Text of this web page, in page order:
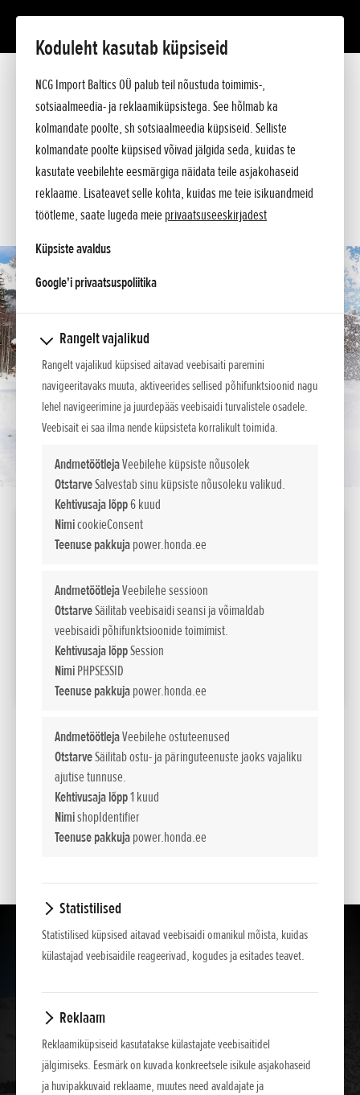
Koduleht kasutab küpsiseid
NCG Import Baltics OÜ palub teil nõustuda toimimis-,
sotsiaalmeedia- ja reklaamiküpsistega. See hõlmab ka
kolmandate poolte, sh sotsiaalmeedia küpsiseid. Selliste
kolmandate poolte küpsised võivad jälgida seda, kuidas te
kasutate veebilehte eesmärgiga näidata teile asjakohaseid
reklaame. Lisateavet selle kohta, kuidas me teie isikuandmeid
töötleme, saate lugeda meieprivaatsuseeskirjadest
Küpsiste avaldus
Google'i privaatsuspoliitikaopens in a new tab
Rangelt vajalikud
Rangelt vajalikud küpsised aitavad veebisaiti paremini
navigeeritavaks muuta, aktiveerides sellised põhifunktsioonid nagu
lehel navigeerimine ja juurdepääs veebisaidi turvalistele osadele.
Veebisait ei saa ilma nende küpsisteta korralikult toimida.
AndmetöötlejaVeebilehe küpsiste nõusolek
OtstarveSalvestab sinu küpsiste nõusoleku valikud.
Kehtivusaja lõpp6 kuud
NimicookieConsent
Teenuse pakkujapower.honda.ee
AndmetöötlejaVeebilehe sessioon
OtstarveSäilitab veebisaidi seansi ja võimaldab
veebisaidi põhifunktsioonide toimimist.
Kehtivusaja lõppSession
NimiPHPSESSID
Teenuse pakkujapower.honda.ee
AndmetöötlejaVeebilehe ostuteenused
OtstarveSäilitab ostu- ja päringuteenuste jaoks vajaliku
ajutise tunnuse.
Kehtivusaja lõpp1 kuud
NimishopIdentifier
Teenuse pakkujapower.honda.ee
Statistilised
Statistilised küpsised aitavad veebisaidi omanikul mõista, kuidas
külastajad veebisaidile reageerivad, kogudes ja esitades teavet.
Reklaam
Reklaamiküpsiseid kasutatakse külastajate veebisaitidel
jälgimiseks. Eesmärk on kuvada konkreetsele isikule asjakohaseid
ja huvipakkuvaid reklaame, muutes need avaldajate ja
Tutvustus
Tehnilised andmed
Hinnakiri
Ostuabi
Küsi lisa
KÜSI PAKKUMIST
SOOVIN TEENINDUSE AEGA
KONTAKT
HSS 760 ETD
GX 200 5,5 (4,1kW)
Maksumus
EUR sis. km 24%
Soovituslikud jaemüügihinnad.
Esitatud hinnad, põhivarustus ja lisavarustuse valik on teavitava iseloomuga . NCG
Import Baltics OÜ jätab õiguse muuta hindu ja varustuse loetelu või lõpetada mõne
mudeli müük ette teatamata.
Hinnad sisaldavad käibemaksu.